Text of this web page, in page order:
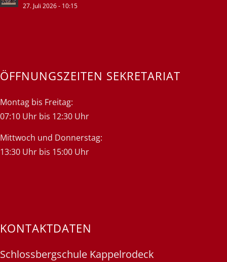
27. Juli 2026 - 10:15
ÖFFNUNGSZEITEN SEKRETARIAT
Montag bis Freitag:
07:10 Uhr bis 12:30 Uhr
Mittwoch und Donnerstag:
13:30 Uhr bis 15:00 Uhr
KONTAKTDATEN
Schlossbergschule Kappelrodeck